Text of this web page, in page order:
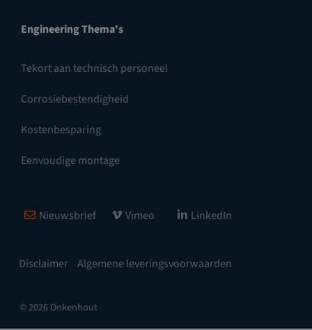
Engineering Thema's
Tekort aan technisch personeel
Corrosiebestendigheid
Kostenbesparing
Eenvoudige montage
Disclaimer Algemene leveringsvoorwaarden
Nieuwsbrief Vimeo LinkedIn
© 2026 Onkenhout